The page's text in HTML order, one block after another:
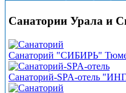
Санатории Урала и
Санаторий "СИБИРЬ"
Санаторий-SPA-отель